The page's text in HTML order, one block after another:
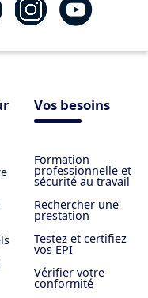
Vos besoins
Formation
professionnelle et
sécurité au travail
Rechercher une
prestation
Testez et certifiez
vos EPI
Vérifier votre
conformité